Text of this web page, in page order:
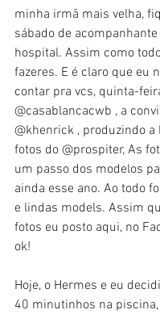
minha irmã mais velha,
sábado de
hospital. Assim como
fazeres. E é claro que eu
contar pra vcs, quinta-
@casablancacwb , a
@khenrick , produzindo a
fotos do @prospiter, As
um passo dos modelos
ainda esse ano. Ao todo
e lindas models. Assim
fotos eu posto aqui, no
ok!
Hoje, o Hermes e eu
40 minutinhos na